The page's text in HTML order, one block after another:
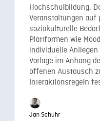
Hochschulbildung.
Veranstaltungen auf
soziokulturelle
Plattformen wie
individuelle
Vorlage im Anhang
offenen Austausch
Interaktionsregeln
Jan Schuhr